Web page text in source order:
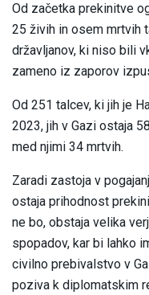
Od začetka prekinitve
25 živih in osem mrtvih
državljanov, ki niso bili
zameno iz zaporov
Od 251 talcev, ki jih je
2023, jih v Gazi ostaja
med njimi 34 mrtvih.
Zaradi zastoja v
ostaja prihodnost
ne bo, obstaja velika
spopadov, kar bi lahko
civilno prebivalstvo v
poziva k diplomatskim